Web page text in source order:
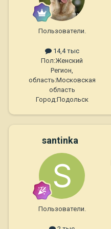
Пользователи.
14,4 тыс
Пол:Женский
Регион,
область:Московская
область
Город:Подольск
santinka
Пользователи.